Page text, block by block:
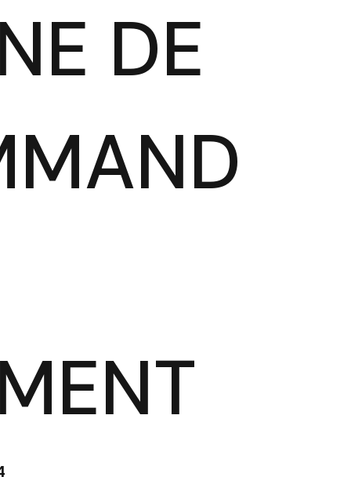
DE